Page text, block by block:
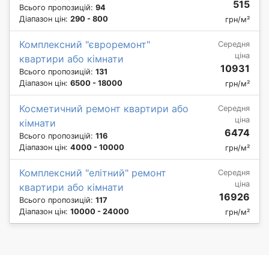
Всього пропозицій: 94
Діапазон цін: 290 - 800
515
грн/м²
Комплексний "євроремонт"
квартири або кімнати
Всього пропозицій: 131
Діапазон цін: 6500 - 18000
Середня
ціна
10931
грн/м²
Косметичний ремонт квартири або
кімнати
Всього пропозицій: 116
Діапазон цін: 4000 - 10000
Середня
ціна
6474
грн/м²
Комплексний "елітний" ремонт
квартири або кімнати
Всього пропозицій: 117
Діапазон цін: 10000 - 24000
Середня
ціна
16926
грн/м²